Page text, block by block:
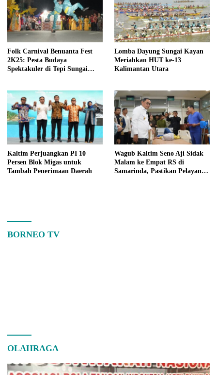
Folk Carnival Benuanta Fest
2K25: Pesta Budaya
Spektakuler di Tepi Sungai
Lomba Dayung Sungai Kayan
Meriahkan HUT ke-13
Kalimantan Utara
Kaltim Perjuangkan PI 10
Persen Blok Migas untuk
Tambah Penerimaan Daerah
Wagub Kaltim Seno Aji Sidak
Malam ke Empat RS di
Samarinda, Pastikan Pelayanan
BORNEO TV
OLAHRAGA